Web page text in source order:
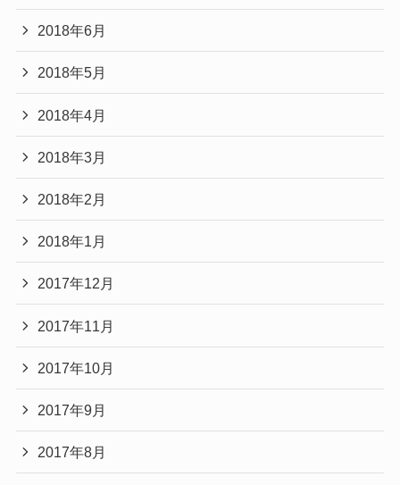
2018年6月
2018年5月
2018年4月
2018年3月
2018年2月
2018年1月
2017年12月
2017年11月
2017年10月
2017年9月
2017年8月